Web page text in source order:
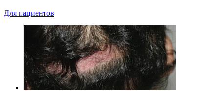
Для пациентов